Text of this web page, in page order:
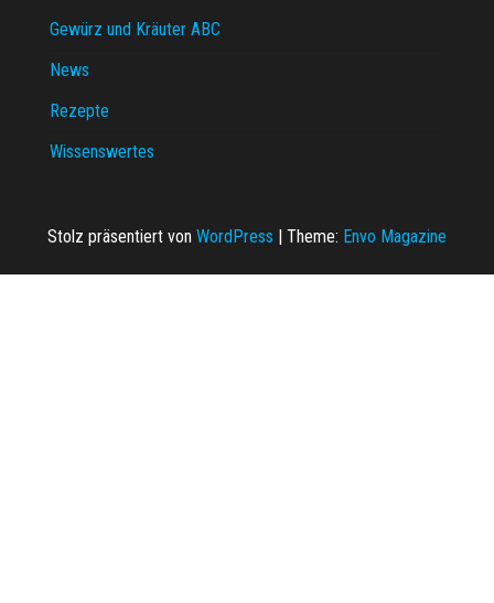
Gewürz und Kräuter ABC
News
Rezepte
Wissenswertes
Stolz präsentiert von WordPress | Theme: Envo Magazine